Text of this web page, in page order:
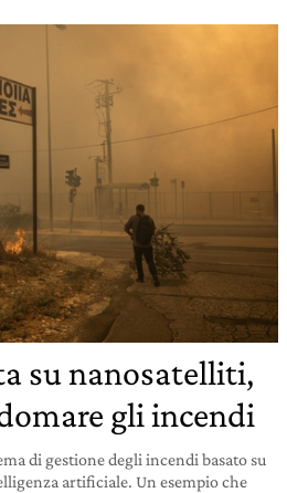
su nanosatelliti,
gli incendi
di gestione degli incendi basato su
artificiale. Un esempio che